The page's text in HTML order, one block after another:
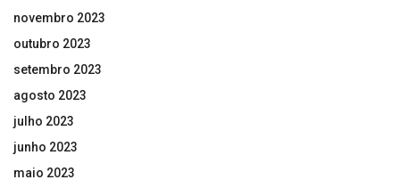
novembro 2023
outubro 2023
setembro 2023
agosto 2023
julho 2023
junho 2023
maio 2023